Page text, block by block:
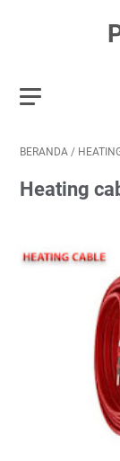
BERANDA /
Heating